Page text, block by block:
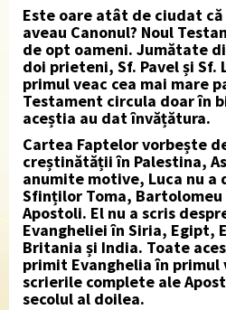
Este oare atât de ciudat
aveau Canonul? Noul
de opt oameni. Jumătate
doi prieteni, Sf. Pavel și Sf.
primul veac cea mai mare
Testament circula doar în
aceștia au dat învățătura.
Cartea Faptelor vorbește
creștinătății în Palestina,
anumite motive, Luca nu a
Sfinților Toma,
Apostoli. El nu a scris
Evangheliei în Siria, Egipt,
Britania și India. Toate
primit Evanghelia în primul
scrierile complete ale
secolul al doilea.